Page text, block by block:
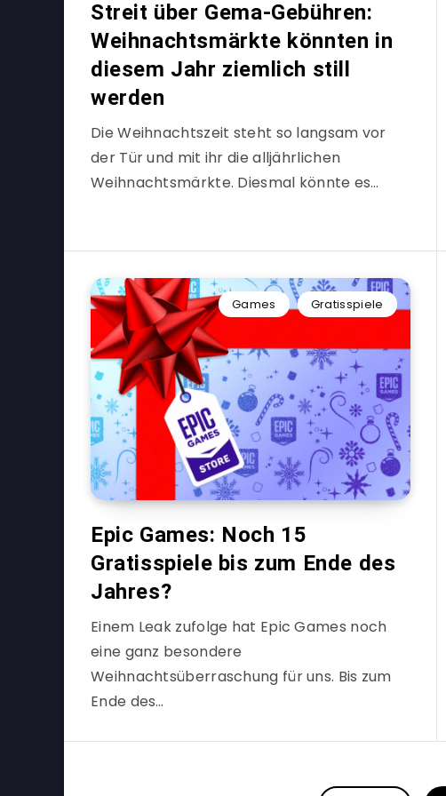
Streit über Gema-Gebühren:
Weihnachtsmärkte könnten in
diesem Jahr ziemlich still
werden
Die Weihnachtszeit steht so langsam vor
der Tür und mit ihr die alljährlichen
Weihnachtsmärkte. Diesmal könnte es…
Games Gratisspiele
Epic Games: Noch 15
Gratisspiele bis zum Ende des
Jahres?
Einem Leak zufolge hat Epic Games noch
eine ganz besondere
Weihnachtsüberraschung für uns. Bis zum
Ende des…